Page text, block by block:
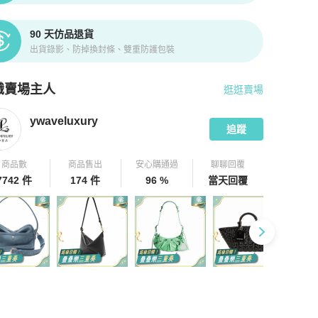
90 天仿品退貨
出貨錄影、防掉換封條、雙重防護包裝
賣場主人
拍拍圈嚴選賣家
逛逛賣場
ywaveluxury
追蹤
商品數
件
商品售出
174 件
安心購通過
96 %
聊聊回覆
當天回覆